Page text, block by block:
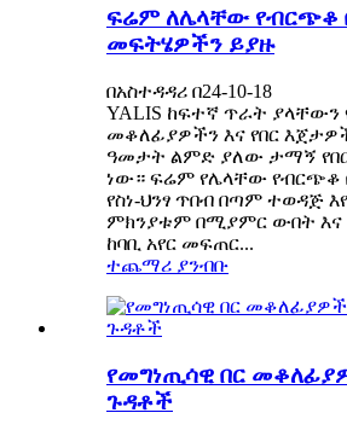
ፍሬም ለሌላቸው የብርጭቆ
መፍትሄዎችን ይያዙ
በአስተዳዳሪ በ24-10-18
YALIS ከፍተኛ ጥራት ያላቸውን
መቆለፊያዎችን እና የበር
ዓመታት ልምድ ያለው ታማኝ
ነው። ፍሬም የሌላቸው የብርጭቆ
የስነ-ህንፃ ጥበብ በጣም ተወዳጅ
ምክንያቱም በሚያምር ውበት እና
ከባቢ አየር መፍጠር...
ተጨማሪ ያንብቡ
የመግነጢሳዊ በር
ጉዳቶች